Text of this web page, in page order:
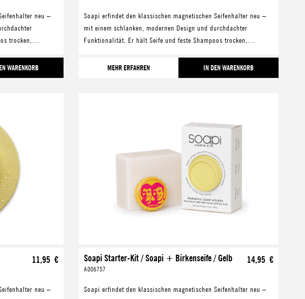
neu –
trocken,
WARENKORB
Soapi erfindet den klassischen magnetischen Seifenhalter neu –
mit einem schlanken, modernen Design und durchdachter
Funktionalität. Er hält Seife und feste Shampoos trocken,
MEHR ERFAHREN
IN DEN WARENKORB
11,95 €
neu –
Soapi Starter-Kit / Soapi + Birkenseife / Gelb
A006757
14,95 €
Soapi erfindet den klassischen magnetischen Seifenhalter neu –